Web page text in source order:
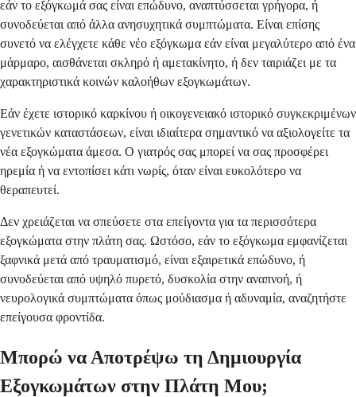
εάν το εξόγκωμά σας είναι επώδυνο, αναπτύσσεται γρήγορα, ή
συνοδεύεται από άλλα ανησυχητικά συμπτώματα. Είναι επίσης
συνετό να ελέγχετε κάθε νέο εξόγκωμα εάν είναι μεγαλύτερο από ένα
μάρμαρο, αισθάνεται σκληρό ή αμετακίνητο, ή δεν ταιριάζει με τα
χαρακτηριστικά κοινών καλοήθων εξογκωμάτων.
Εάν έχετε ιστορικό καρκίνου ή οικογενειακό ιστορικό συγκεκριμένων
γενετικών καταστάσεων, είναι ιδιαίτερα σημαντικό να αξιολογείτε τα
νέα εξογκώματα άμεσα. Ο γιατρός σας μπορεί να σας προσφέρει
ηρεμία ή να εντοπίσει κάτι νωρίς, όταν είναι ευκολότερο να
θεραπευτεί.
Δεν χρειάζεται να σπεύσετε στα επείγοντα για τα περισσότερα
εξογκώματα στην πλάτη σας. Ωστόσο, εάν το εξόγκωμα εμφανίζεται
ξαφνικά μετά από τραυματισμό, είναι εξαιρετικά επώδυνο, ή
συνοδεύεται από υψηλό πυρετό, δυσκολία στην αναπνοή, ή
νευρολογικά συμπτώματα όπως μούδιασμα ή αδυναμία, αναζητήστε
επείγουσα φροντίδα.
Μπορώ να Αποτρέψω τη Δημιουργία
Εξογκωμάτων στην Πλάτη Μου;